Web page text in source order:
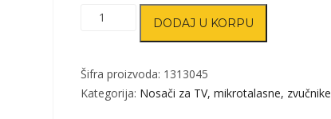
Nosač
Crna
300-
DODAJ U KORPU
Šifra proizvoda: 1313045
Kategorija: Nosači za TV, mikrotalasne, zvučnike